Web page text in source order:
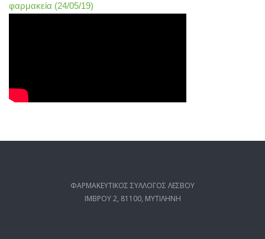
φαρμακεία (24/05/19)
ΦΑΡΜΑΚΕΥΤΙΚΟΣ ΣΥΛΛΟΓΟΣ ΛΕΣΒΟΥ
ΙΜΒΡΟΥ 2, 81100, ΜΥΤΙΛΗΝΗ